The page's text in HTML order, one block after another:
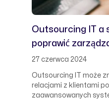
Outsourcing IT a
poprawić
27 czerwca 2024
Outsourcing IT może
relacjami z klientami
zaawansowanych